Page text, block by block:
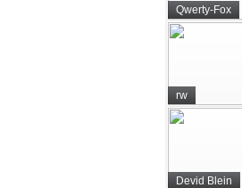
Qwerty-Fox
rw
Devid Blein